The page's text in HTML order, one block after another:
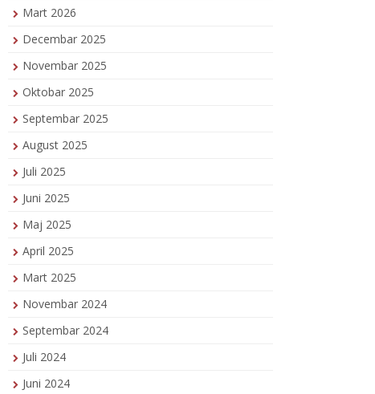
Mart 2026
Decembar 2025
Novembar 2025
Oktobar 2025
Septembar 2025
August 2025
Juli 2025
Juni 2025
Maj 2025
April 2025
Mart 2025
Novembar 2024
Septembar 2024
Juli 2024
Juni 2024